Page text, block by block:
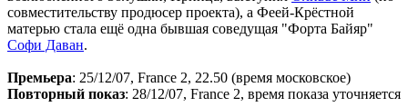
совместительству продюсер проекта), а Феей-Крёстной
матерью стала ещё одна бывшая соведущая "Форта Байяр"
Софи Даван.
Премьера: 25/12/07, France 2, 22.50 (время московское)
Повторный показ: 28/12/07, France 2, время показа уточняется